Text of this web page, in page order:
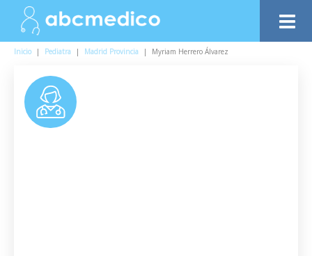
Inicio | Pediatra | Madrid Provincia | Myriam Herrero Álvarez